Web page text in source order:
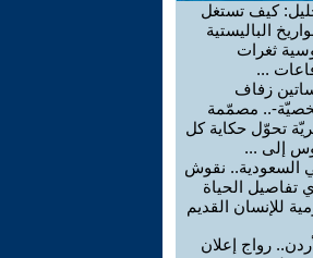
كيف تستغل
الباليستية
ثغرات
...
زفاف
.. مصمّمة
تحوّل حكاية كل
إلى ...
السعودية.. نقوش
تفاصيل الحياة
للإنسان القديم
رواج إعلان